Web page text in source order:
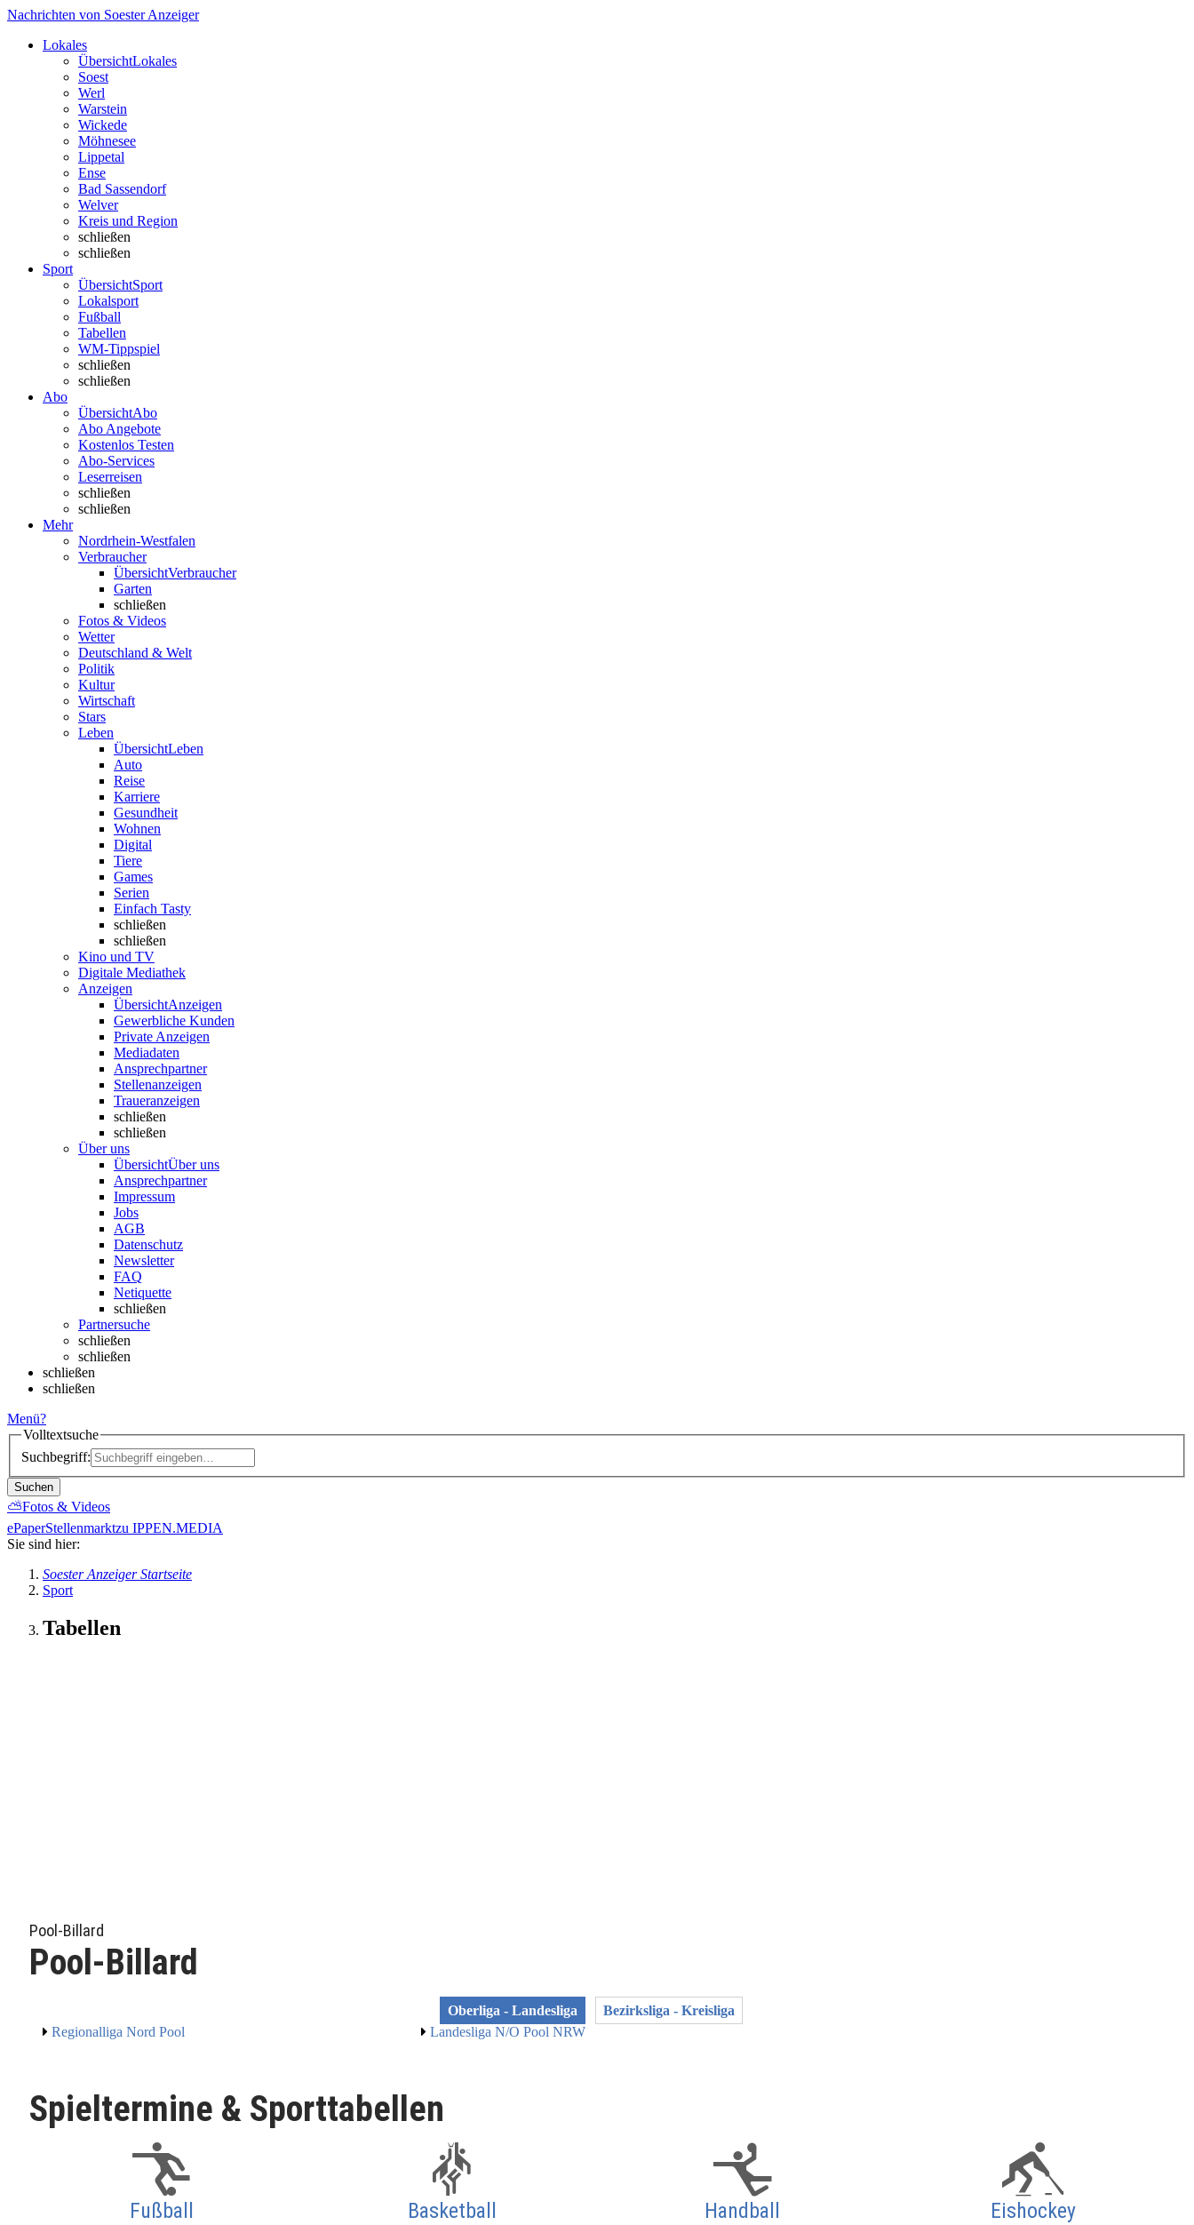
Nachrichten von Soester Anzeiger
Lokales
ÜbersichtLokales
Soest
Werl
Warstein
Wickede
Möhnesee
Lippetal
Ense
Bad Sassendorf
Welver
Kreis und Region
schließen
schließen
Sport
ÜbersichtSport
Lokalsport
Fußball
Tabellen
WM-Tippspiel
schließen
schließen
Abo
ÜbersichtAbo
Abo Angebote
Kostenlos Testen
Abo-Services
Leserreisen
schließen
schließen
Mehr
Nordrhein-Westfalen
Verbraucher
ÜbersichtVerbraucher
Garten
schließen
Fotos & Videos
Wetter
Deutschland & Welt
Politik
Kultur
Wirtschaft
Stars
Leben
ÜbersichtLeben
Auto
Reise
Karriere
Gesundheit
Wohnen
Digital
Tiere
Games
Serien
Einfach Tasty
schließen
schließen
Kino und TV
Digitale Mediathek
Anzeigen
ÜbersichtAnzeigen
Gewerbliche Kunden
Private Anzeigen
Mediadaten
Ansprechpartner
Stellenanzeigen
Traueranzeigen
schließen
schließen
Über uns
ÜbersichtÜber uns
Ansprechpartner
Impressum
Jobs
AGB
Datenschutz
Newsletter
FAQ
Netiquette
schließen
Partnersuche
schließen
schließen
schließen
schließen
Menü?
Volltextsuche
Suchbegriff:
Suchen
⛅Fotos & Videos
ePaperStellenmarktzu IPPEN.MEDIA
Sie sind hier:
Soester Anzeiger Startseite
Sport
Tabellen
Pool-Billard
Pool-Billard
Oberliga - Landesliga Bezirksliga - Kreisliga
Regionalliga Nord Pool Landesliga N/O Pool NRW
Spieltermine & Sporttabellen
Fußball Basketball Handball Eishockey